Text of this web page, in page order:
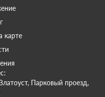
карте
Парковый проезд,